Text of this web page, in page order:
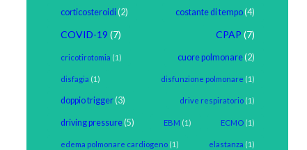
corticosteroidi(2) costante di tempo(4)
COVID-19 (7) CPAP (7)
cricotirotomia (1) cuore polmonare(2)
disfagia (1) disfunzione polmonare (1)
doppio trigger(3) drive respiratorio (1)
driving pressure(5) EBM (1) ECMO (1)
edema polmonare cardiogeno (1) elastanza (1)